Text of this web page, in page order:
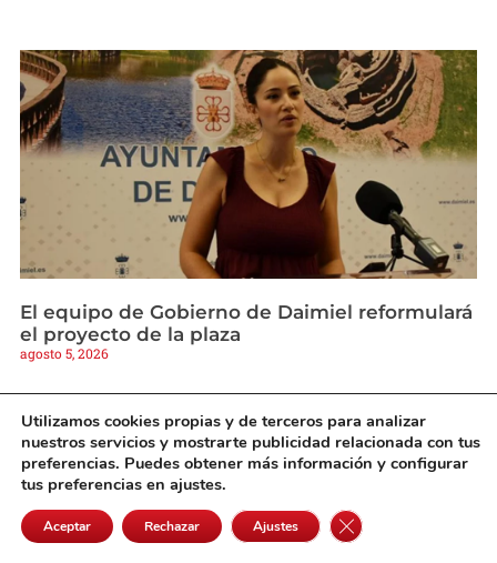
El equipo de Gobierno de Daimiel reformulará
el proyecto de la plaza
agosto 5, 2026
Utilizamos cookies propias y de terceros para analizar
nuestros servicios y mostrarte publicidad relacionada con tus
preferencias. Puedes obtener más información y configurar
tus preferencias en ajustes.
Aceptar Rechazar Ajustes Cerrar el banner de